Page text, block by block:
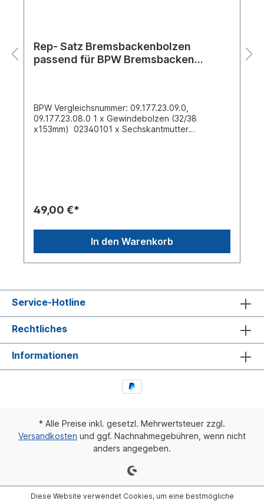
Rep- Satz Bremsbackenbolzen
passend für BPW Bremsbacken
BPW Vergleichsnummer: 09.177.23.09.0,
09.177.23.08.0 1 x Gewindebolzen (32/38
x153mm) 02340101 x Sechskantmutter
49,00 €*
In den Warenkorb
Service-Hotline
Rechtliches
Informationen
* Alle Preise inkl. gesetzl. Mehrwertsteuer zzgl.
Versandkosten und ggf. Nachnahmegebühren, wenn nicht
anders angegeben.
Diese Website verwendet Cookies, um eine bestmögliche